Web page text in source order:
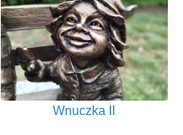
Wnuczka II